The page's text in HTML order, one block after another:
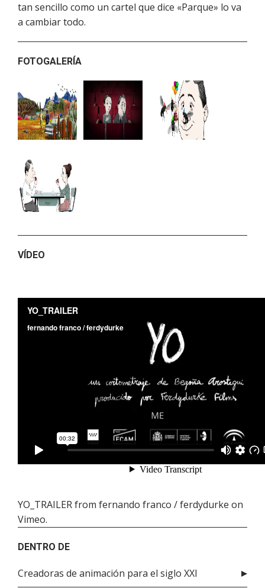
tan sencillo como un cartel que dice «Parque» lo va
a cambiar todo.
FOTOGALERÍA
VÍDEO
YO_TRAILERfrom fernando franco / ferdydurke on
Vimeo.
DENTRO DE
Creadoras de animación para el siglo XXI